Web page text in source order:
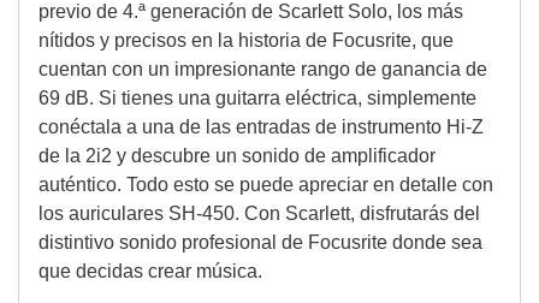
previo de 4.ª generación de Scarlett Solo, los más
nítidos y precisos en la historia de Focusrite, que
cuentan con un impresionante rango de ganancia de
69 dB. Si tienes una guitarra eléctrica, simplemente
conéctala a una de las entradas de instrumento Hi-Z
de la 2i2 y descubre un sonido de amplificador
auténtico. Todo esto se puede apreciar en detalle con
los auriculares SH-450. Con Scarlett, disfrutarás del
distintivo sonido profesional de Focusrite donde sea
que decidas crear música.